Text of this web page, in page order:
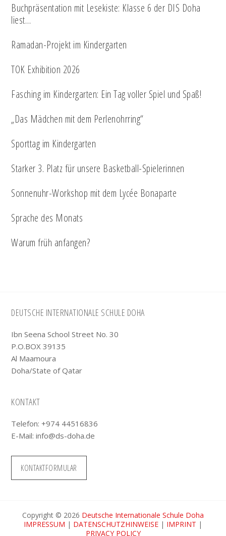
Buchpräsentation mit Lesekiste: Klasse 6 der DIS Doha
liest…
Ramadan-Projekt im Kindergarten
TOK Exhibition 2026
Fasching im Kindergarten: Ein Tag voller Spiel und Spaß!
„Das Mädchen mit dem Perlenohrring“
Sporttag im Kindergarten
Starker 3. Platz für unsere Basketball-Spielerinnen
Sonnenuhr-Workshop mit dem Lycée Bonaparte
Sprache des Monats
Warum früh anfangen?
Footer
DEUTSCHE INTERNATIONALE SCHULE DOHA
Ibn Seena School Street No. 30
P.O.BOX 39135
Al Maamoura
Doha/State of Qatar
KONTAKT
Telefon: +974 44516836
E-Mail:info@ds-doha.de
KONTAKTFORMULAR
Copyright © 2026 Deutsche Internationale Schule Doha
IMPRESSUM | DATENSCHUTZHINWEISE | IMPRINT |
PRIVACY POLICY